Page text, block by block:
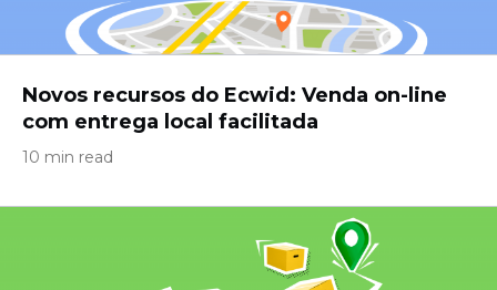
Novos recursos do Ecwid: Venda on-line
com entrega local facilitada
10 min read